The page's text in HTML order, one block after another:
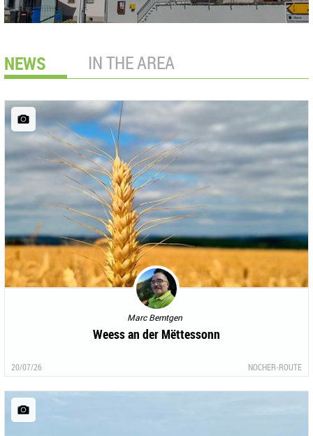
NEWS IN THE AREA
Marc Bemtgen
Weess an der Mëttessonn
20/07/26 NOCHER-ROUTE